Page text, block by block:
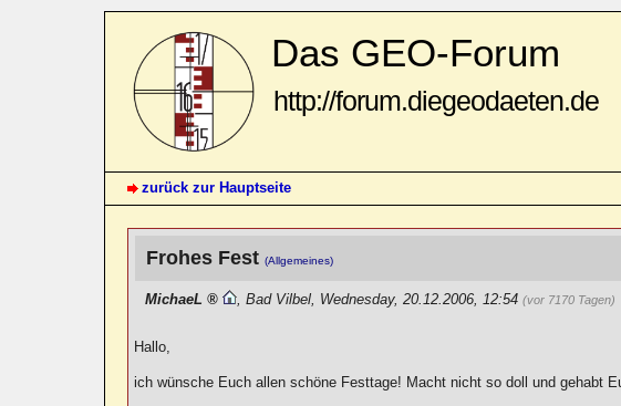
Das GEO-Forum
http://forum.diegeodaeten.de
zurück zur Hauptseite
Frohes Fest(Allgemeines)
MichaeL ,Bad Vilbel Wednesday, 20.12.2006, 12:54(vor 7170 Tagen)
Hallo,
ich wünsche Euch allen schöne Festtage! Macht nicht so doll und gehabt